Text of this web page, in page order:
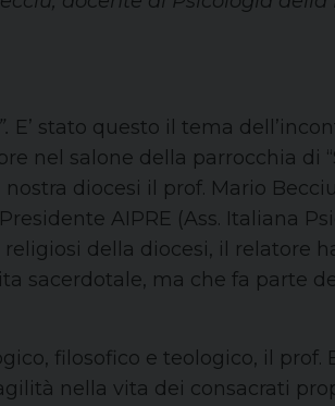
E’ stato questo il tema
nel salone della parrocchia di
diocesi il prof. Mario
AIPRE (Ass. Italiana
della diocesi, il relatore
sacerdotale, ma che fa parte
filosofico e teologico, il prof.
nella vita dei consacrati